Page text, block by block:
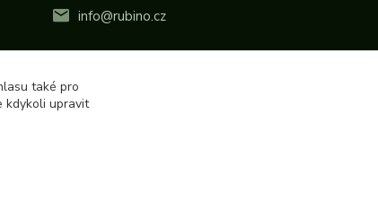
info@rubino.cz
také pro
kdykoli upravit